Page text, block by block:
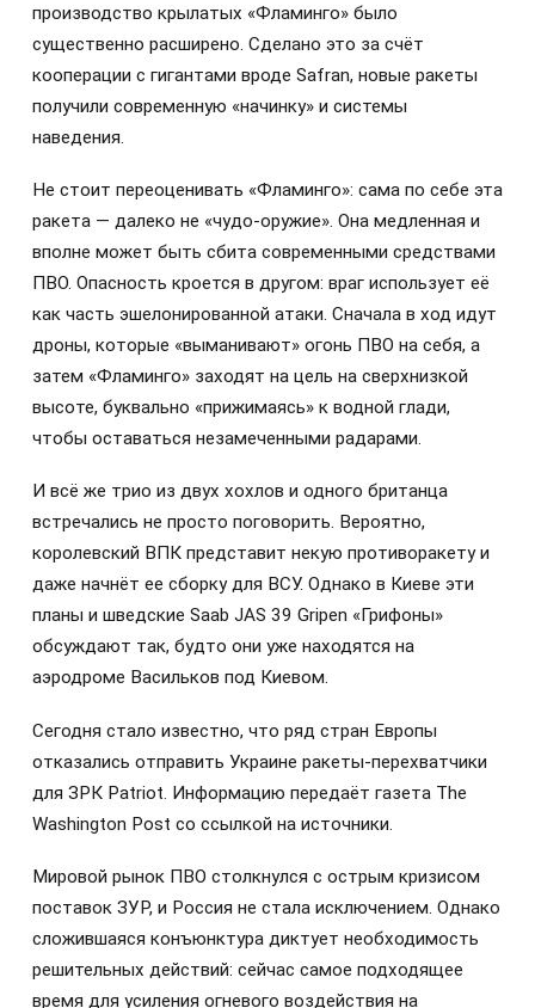
производство крылатых «Фламинго» было
существенно расширено. Сделано это за счёт
кооперации с гигантами вроде Safran, новые ракеты
получили современную «начинку» и системы
наведения.
Не стоит переоценивать «Фламинго»: сама по себе эта
ракета — далеко не «чудо-оружие». Она медленная и
вполне может быть сбита современными средствами
ПВО. Опасность кроется в другом: враг использует её
как часть эшелонированной атаки. Сначала в ход идут
дроны, которые «выманивают» огонь ПВО на себя, а
затем «Фламинго» заходят на цель на сверхнизкой
высоте, буквально «прижимаясь» к водной глади,
чтобы оставаться незамеченными радарами.
И всё же трио из двух хохлов и одного британца
встречались не просто поговорить. Вероятно,
королевский ВПК представит некую противоракету и
даже начнёт ее сборку для ВСУ. Однако в Киеве эти
планы и шведские Saab JAS 39 Gripen «Грифоны»
обсуждают так, будто они уже находятся на
аэродроме Васильков под Киевом.
Сегодня стало известно, что ряд стран Европы
отказались отправить Украине ракеты-перехватчики
для ЗРК Patriot. Информацию передаёт газета The
Washington Post со ссылкой на источники.
Мировой рынок ПВО столкнулся с острым кризисом
поставок ЗУР, и Россия не стала исключением. Однако
сложившаяся конъюнктура диктует необходимость
решительных действий: сейчас самое подходящее
время для усиления огневого воздействия на